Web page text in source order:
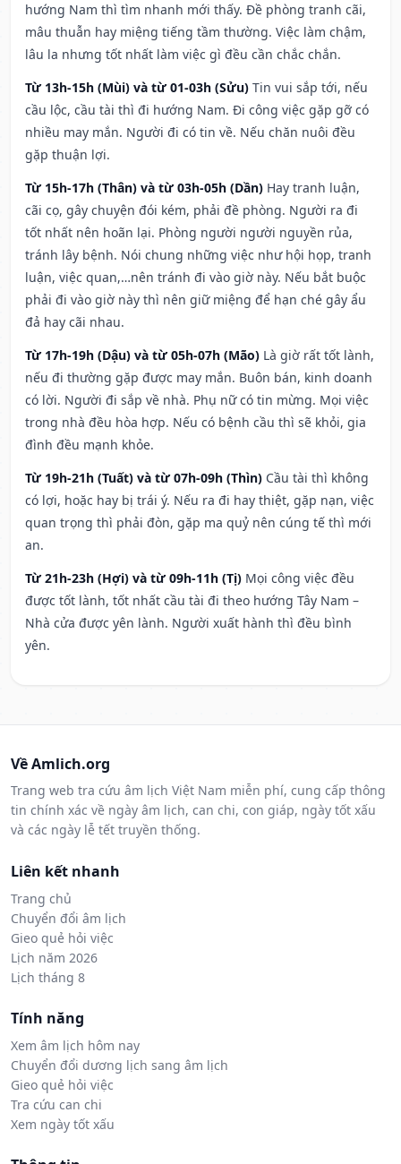
hướng Nam thì tìm nhanh mới thấy. Đề phòng tranh cãi,
mâu thuẫn hay miệng tiếng tầm thường. Việc làm chậm,
lâu la nhưng tốt nhất làm việc gì đều cần chắc chắn.
Từ 13h-15h (Mùi) và từ 01-03h (Sửu) Tin vui sắp tới, nếu
cầu lộc, cầu tài thì đi hướng Nam. Đi công việc gặp gỡ có
nhiều may mắn. Người đi có tin về. Nếu chăn nuôi đều
gặp thuận lợi.
Từ 15h-17h (Thân) và từ 03h-05h (Dần) Hay tranh luận,
cãi cọ, gây chuyện đói kém, phải đề phòng. Người ra đi
tốt nhất nên hoãn lại. Phòng người người nguyền rủa,
tránh lây bệnh. Nói chung những việc như hội họp, tranh
luận, việc quan,…nên tránh đi vào giờ này. Nếu bắt buộc
phải đi vào giờ này thì nên giữ miệng để hạn ché gây ẩu
đả hay cãi nhau.
Từ 17h-19h (Dậu) và từ 05h-07h (Mão) Là giờ rất tốt lành,
nếu đi thường gặp được may mắn. Buôn bán, kinh doanh
có lời. Người đi sắp về nhà. Phụ nữ có tin mừng. Mọi việc
trong nhà đều hòa hợp. Nếu có bệnh cầu thì sẽ khỏi, gia
đình đều mạnh khỏe.
Từ 19h-21h (Tuất) và từ 07h-09h (Thìn) Cầu tài thì không
có lợi, hoặc hay bị trái ý. Nếu ra đi hay thiệt, gặp nạn, việc
quan trọng thì phải đòn, gặp ma quỷ nên cúng tế thì mới
an.
Từ 21h-23h (Hợi) và từ 09h-11h (Tị) Mọi công việc đều
được tốt lành, tốt nhất cầu tài đi theo hướng Tây Nam –
Nhà cửa được yên lành. Người xuất hành thì đều bình
yên.
Về Amlich.org
Trang web tra cứu âm lịch Việt Nam miễn phí, cung cấp thông
tin chính xác về ngày âm lịch, can chi, con giáp, ngày tốt xấu
và các ngày lễ tết truyền thống.
Liên kết nhanh
Trang chủ
Chuyển đổi âm lịch
Gieo quẻ hỏi việc
Lịch năm 2026
Lịch tháng 8
Tính năng
Xem âm lịch hôm nay
Chuyển đổi dương lịch sang âm lịch
Gieo quẻ hỏi việc
Tra cứu can chi
Xem ngày tốt xấu